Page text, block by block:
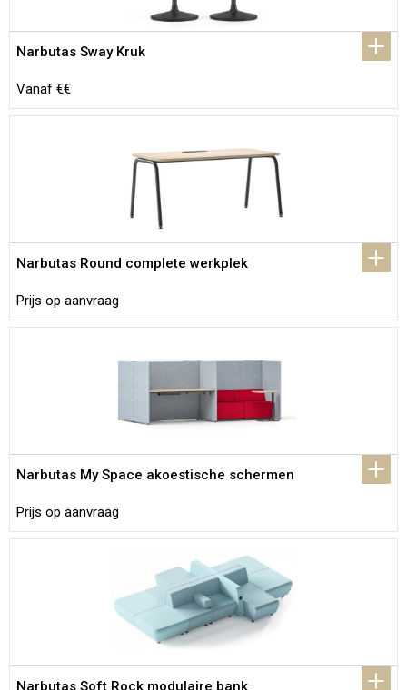
Narbutas Sway Kruk
Vanaf €€
Narbutas Round complete werkplek
Prijs op aanvraag
Narbutas My Space akoestische schermen
Prijs op aanvraag
Narbutas Soft Rock modulaire bank